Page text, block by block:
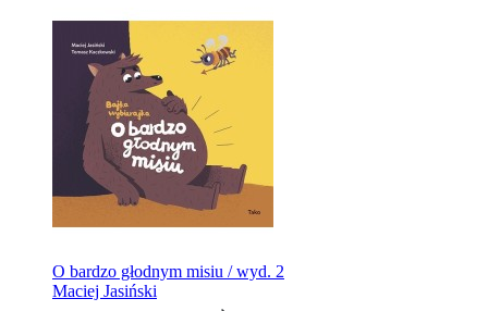
O bardzo głodnym misiu / wyd. 2
Maciej Jasiński